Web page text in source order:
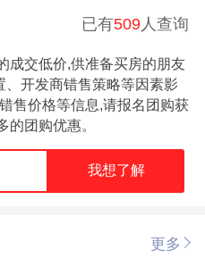
已有509人查询
成交低价,供准备买房的朋友
开发商错售策略等因素影
售价格等信息,请报名团购获
的团购优惠。
我想了解
更多